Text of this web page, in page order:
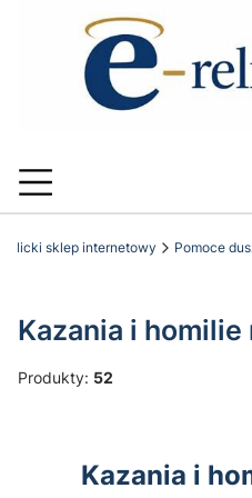
sklep internetowy Pomoce
Kazania i homilie
Produkty: 52
Kazania i